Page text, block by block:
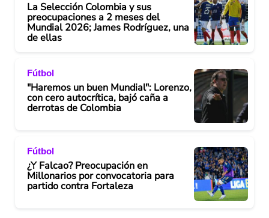
La Selección Colombia y sus
preocupaciones a 2 meses del
Mundial 2026; James Rodríguez, una
de ellas
Fútbol
"Haremos un buen Mundial": Lorenzo,
con cero autocrítica, bajó caña a
derrotas de Colombia
Fútbol
¿Y Falcao? Preocupación en
Millonarios por convocatoria para
partido contra Fortaleza